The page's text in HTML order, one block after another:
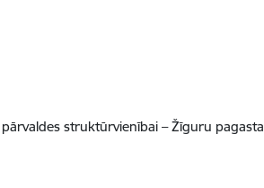
struktūrvienībai – Žīguru pagasta